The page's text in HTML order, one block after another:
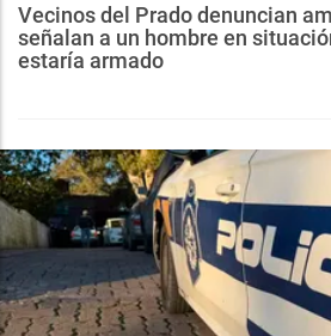
Vecinos del Prado denuncian
señalan a un hombre en
estaría armado